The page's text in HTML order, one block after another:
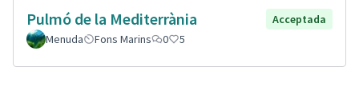
Pulmó de la Mediterrània
Acceptada
Menuda
Fons Marins 0 5